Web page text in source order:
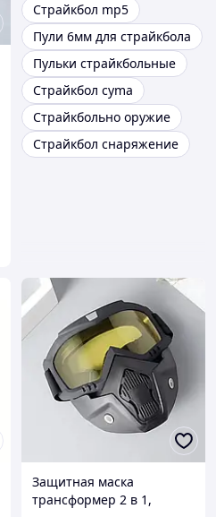
Страйкбол mp5
Пули 6мм для страйкбола
Пульки страйкбольные
Страйкбол cyma
Страйкбольно оружие
Страйкбол снаряжение
Защитная маска
трансформер 2 в 1,